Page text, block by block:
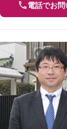
電話でお